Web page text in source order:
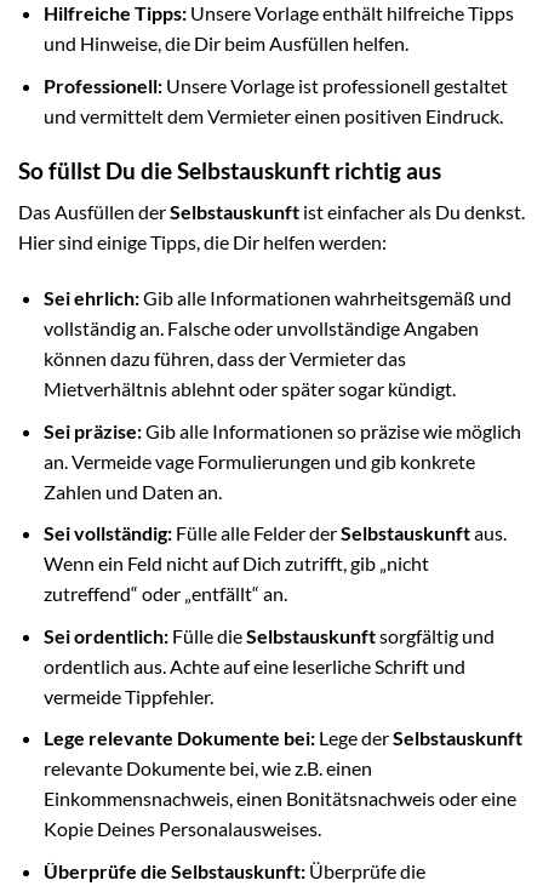
Hilfreiche Tipps:Unsere Vorlage enthält hilfreiche Tipps
und Hinweise, die Dir beim Ausfüllen helfen.
Professionell:Unsere Vorlage ist professionell gestaltet
und vermittelt dem Vermieter einen positiven Eindruck.
So füllst Du die Selbstauskunft richtig aus
Das Ausfüllen derSelbstauskunft ist einfacher als Du denkst.
Hier sind einige Tipps, die Dir helfen werden:
Sei ehrlich:Gib alle Informationen wahrheitsgemäß und
vollständig an. Falsche oder unvollständige Angaben
können dazu führen, dass der Vermieter das
Mietverhältnis ablehnt oder später sogar kündigt.
Sei präzise:Gib alle Informationen so präzise wie möglich
an. Vermeide vage Formulierungen und gib konkrete
Zahlen und Daten an.
Sei vollständig:Fülle alle Felder derSelbstauskunftaus.
Wenn ein Feld nicht auf Dich zutrifft, gib „nicht
zutreffend“ oder „entfällt“ an.
Sei ordentlich:Fülle dieSelbstauskunftsorgfältig und
ordentlich aus. Achte auf eine leserliche Schrift und
vermeide Tippfehler.
Lege relevante Dokumente bei:Lege derSelbstauskunft
relevante Dokumente bei, wie z.B. einen
Einkommensnachweis, einen Bonitätsnachweis oder eine
Kopie Deines Personalausweises.
Überprüfe die Selbstauskunft:Überprüfe die